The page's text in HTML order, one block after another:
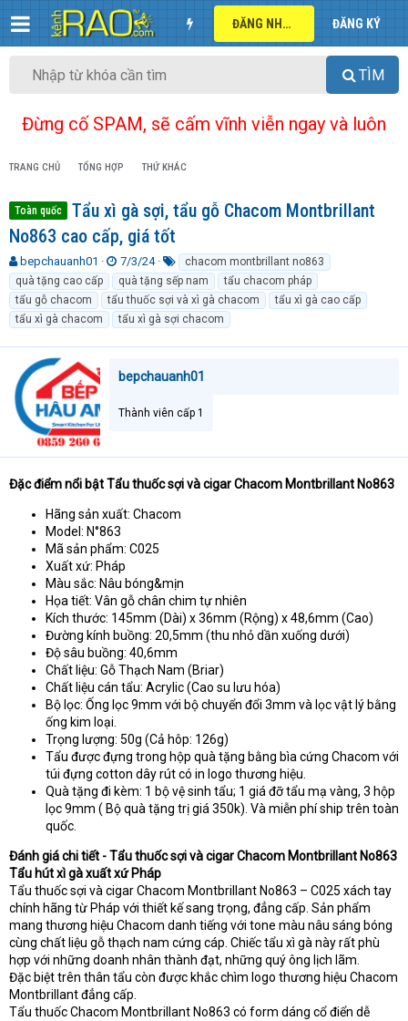
ĐĂNG NHẬP ĐĂNG KÝ
TÌM
Đừng cố SPAM, sẽ cấm vĩnh viễn ngay và luôn
TRANG CHỦ TỔNG HỢP THỨ KHÁC
Toàn quốc
Tẩu xì gà sợi, tẩu gỗ Chacom Montbrillant
No863 cao cấp, giá tốt
T
h
r
e
a
t
a
r
t
r
bepchauanh01
N
g
à
y
g
7/3/24
ừ
k
h
ó
chacom montbrillant no863
quà tặng cao cấp
quà tặng sếp nam
tẩu chacom pháp
tẩu gỗ chacom
tẩu thuốc sợi và xì gà chacom
tẩu xì gà cao cấp
tẩu xì gà chacom
tẩu xì gà sợi chacom
bepchauanh01
Thành viên cấp 1
Đặc điểm nổi bật Tẩu thuốc sợi và cigar Chacom Montbrillant No863
Hãng sản xuất: Chacom
Model: N°863
Mã sản phẩm: C025
Xuất xứ: Pháp
Màu sắc: Nâu bóng&mịn
Họa tiết: Vân gỗ chân chim tự nhiên
Kích thước: 145mm (Dài) x 36mm (Rộng) x 48,6mm (Cao)
Đường kính buồng: 20,5mm (thu nhỏ dần xuống dưới)
Độ sâu buồng: 40,6mm
Chất liệu: Gỗ Thạch Nam (Briar)
Chất liệu cán tẩu: Acrylic (Cao su lưu hóa)
Bộ lọc: Ống lọc 9mm với bộ chuyển đổi 3mm và lọc vật lý bằng
ống kim loại.
Trọng lượng: 50g (Cả hôp: 126g)
Tẩu được đựng trong hộp quà tặng bằng bìa cứng Chacom với
túi đựng cotton dây rút có in logo thương hiệu.
Quà tặng đi kèm: 1 bộ vệ sinh tẩu; 1 giá đỡ tẩu mạ vàng, 3 hộp
lọc 9mm ( Bộ quà tặng trị giá 350k). Và miễn phí ship trên toàn
quốc.
Đánh giá chi tiết - Tẩu thuốc sợi và cigar Chacom Montbrillant No863
Tẩu hút xì gà xuất xứ Pháp
Tẩu thuốc sợi và cigar Chacom Montbrillant No863 – C025 xách tay
chính hãng từ Pháp với thiết kế sang trọng, đẳng cấp. Sản phẩm
mang thương hiệu Chacom danh tiếng với tone màu nâu sáng bóng
cùng chất liệu gỗ thạch nam cứng cáp. Chiếc tẩu xì gà này rất phù
hợp với những doanh nhân thành đạt, những quý ông lịch lãm.
Đặc biệt trên thân tẩu còn được khắc chìm logo thương hiệu Chacom
Montbrillant đẳng cấp.
Tẩu thuốc Chacom Montbrillant No863 có form dáng cổ điển dễ